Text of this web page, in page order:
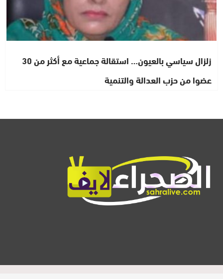
زلزال سياسي بالعيون… استقالة جماعية مع أكثر من 30
عضوا من حزب العدالة والتنمية